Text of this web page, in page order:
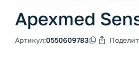
Apexmed
Артикул:0550609783